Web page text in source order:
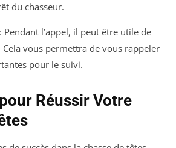
du chasseur.
: Pendant l’appel, il peut être utile de
vous permettra de vous rappeler
pour le suivi.
Réussir Votre